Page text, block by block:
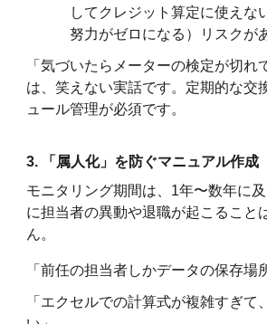
してクレジット算定に使えな
努力がゼロになる）リスクが
「気づいたらメーターの検定が切れ
は、笑えない実話です。定期的な交
ュール管理が必須です。
3. 「属人化」を防ぐマニュアル作成
モニタリング期間は、1年〜数年に
に担当者の異動や退職が起こること
ん。
「前任の担当者しかデータの保存場
「エクセルでの計算式が複雑すぎて